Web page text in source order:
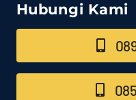
Hubungi Kami